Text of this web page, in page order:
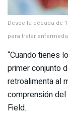
Desde la década de
para tratar
“Cuando tienes
primer conjunto
retroalimenta al
comprensión
Field.